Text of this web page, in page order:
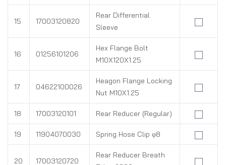
15 17003120820
Rear Differential
Sleeve
16 01256101206
Hex Flange Bolt
M10X120X1.25
17 04622100026
Heagon Flange Locking
Nut M10X1.25
18 17003120101 Rear Reducer (Regular)
19 11904070030 Spring Hose Clip φ8
20 17003120720
Rear Reducer Breath